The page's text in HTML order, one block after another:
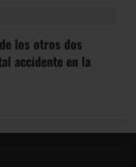
los otros dos
accidente en la